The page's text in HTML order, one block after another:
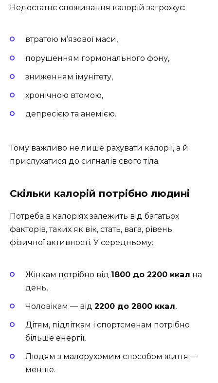
Недостатнє споживання калорій загрожує:
втратою м’язової маси,
порушенням гормонального фону,
зниженням імунітету,
хронічною втомою,
депресією та анемією.
Тому важливо не лише рахувати калорії, а й
прислухатися до сигналів свого тіла.
Скільки калорій потрібно людині
Потреба в калоріях залежить від багатьох
факторів, таких як вік, стать, вага, рівень
фізичної активності. У середньому:
Жінкам потрібно від 1800 до 2200 ккал на
день,
Чоловікам — від 2200 до 2800 ккал,
Дітям, підліткам і спортсменам потрібно
більше енергії,
Людям з малорухомим способом життя —
менше.